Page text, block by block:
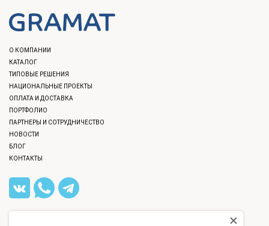
О КОМПАНИИ
КАТАЛОГ
ТИПОВЫЕ РЕШЕНИЯ
НАЦИОНАЛЬНЫЕ ПРОЕКТЫ
ОПЛАТА И ДОСТАВКА
ПОРТФОЛИО
ПАРТНЕРЫ И СОТРУДНИЧЕСТВО
НОВОСТИ
БЛОГ
КОНТАКТЫ